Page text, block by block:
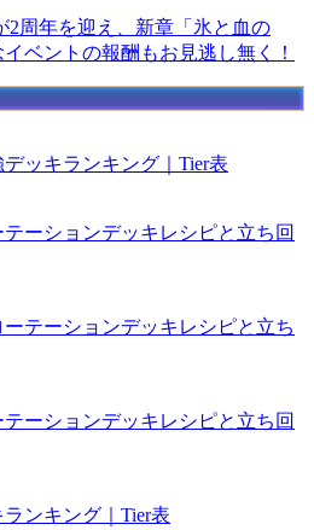
2周年を迎え、新章「氷と血の
ベントの報酬もお見逃し無く！
ッキランキング｜Tier表
ーションデッキレシピと立ち回
テーションデッキレシピと立ち
ーションデッキレシピと立ち回
ンキング｜Tier表